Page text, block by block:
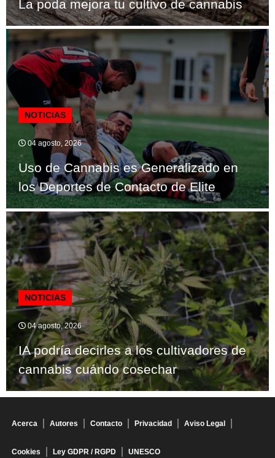
La poda mejora tu cultivo de cannabis
NOTICIAS
04 agosto, 2026
Uso de Cannabis es Generalizado en
los Deportes de Contacto de Elite
NOTICIAS
04 agosto, 2026
IA podría decirles a los cultivadores de
cannabis cuándo cosechar
Acerca Autores Contacto Privacidad Aviso Legal
Cookies Ley GDPR / RGPD UNESCO